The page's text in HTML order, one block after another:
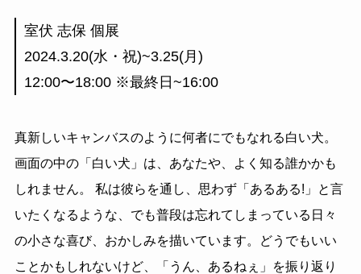
室伏 志保 個展
2024.3.20(水・祝)~3.25(月)
12:00〜18:00 ※最終日~16:00
真新しいキャンバスのように何者にでもなれる白い犬。
画面の中の「白い犬」は、あなたや、よく知る誰かかも
しれません。 私は彼らを通し、思わず「あるある!」と言
いたくなるような、でも普段は忘れてしまっている日々
の小さな喜び、おかしみを描いています。どうでもいい
ことかもしれないけど、「うん、あるねぇ」を振り返り